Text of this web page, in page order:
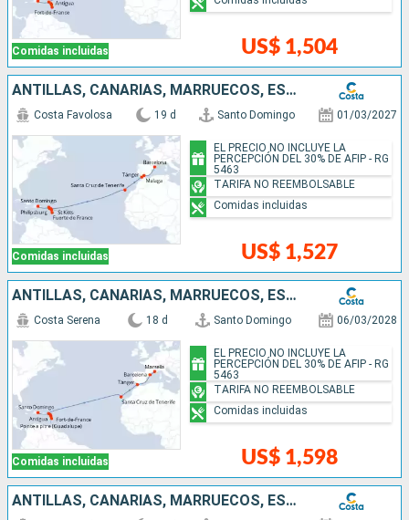
Comidas incluidas US$ 1,504
ANTILLAS, CANARIAS, MARRUECOS, ESPAÑA
Comidas incluidas
Costa Favolosa 19 d Santo Domingo 01/03/2027
US$ 1,527
EL PRECIO NO INCLUYE LA
PERCEPCIÓN DEL 30% DE AFIP - RG
5463
TARIFA NO REEMBOLSABLE
Comidas incluidas
ANTILLAS, CANARIAS, MARRUECOS, ESPAÑA, FRANCIA
Comidas incluidas
Costa Serena 18 d Santo Domingo 06/03/2028
US$ 1,598
EL PRECIO NO INCLUYE LA
PERCEPCIÓN DEL 30% DE AFIP - RG
5463
TARIFA NO REEMBOLSABLE
Comidas incluidas
ANTILLAS, CANARIAS, MARRUECOS, ESPAÑA, FRANCIA